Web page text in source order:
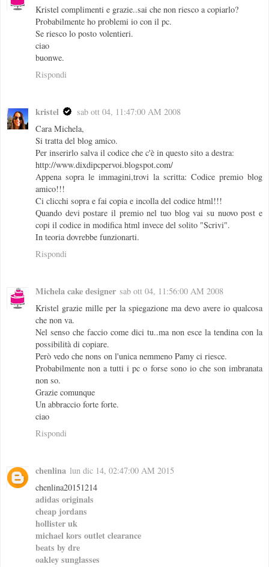
Kristel complimenti e grazie..sai che non riesco a copiarlo?
Probabilmente ho problemi io con il pc.
Se riesco lo posto volentieri.
ciao
buonwe.
Rispondi
kristel
sab ott 04, 11:47:00 AM 2008
Cara Michela,
Si tratta del blog amico.
Per inserirlo salva il codice che c'è in questo sito a destra:
http://www.dixdipcpervoi.blogspot.com/
Appena sopra le immagini,trovi la scritta: Codice premio blog
amico!!!
Ci clicchi sopra e fai copia e incolla del codice html!!!
Quando devi postare il premio nel tuo blog vai su nuovo post e
copi il codice in modifica html invece del solito "Scrivi".
In teoria dovrebbe funzionarti.
Rispondi
Michela cake designer sab ott 04, 11:56:00 AM 2008
Kristel grazie mille per la spiegazione ma devo avere io qualcosa
che non va.
Nel senso che faccio come dici tu..ma non esce la tendina con la
possibilità di copiare.
Però vedo che nons on l'unica nemmeno Pamy ci riesce.
Probabilmente non a tutti i pc o forse sono io che son imbranata
non so.
Grazie comunque
Un abbraccio forte forte.
ciao
Rispondi
chenlina lun dic 14, 02:47:00 AM 2015
chenlina20151214
adidas originals
cheap jordans
hollister uk
michael kors outlet clearance
beats by dre
oakley sunglasses